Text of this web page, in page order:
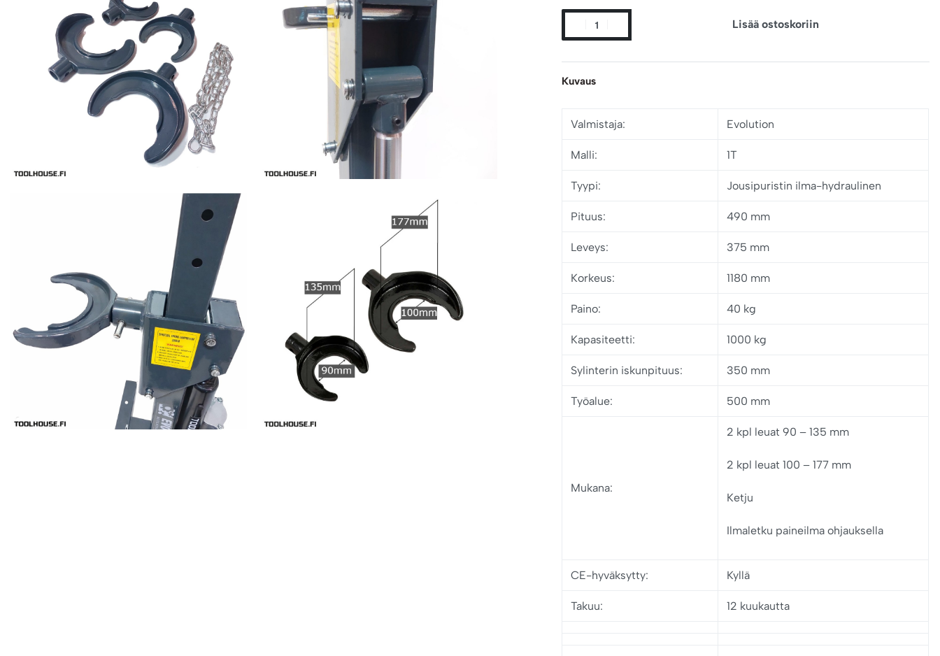
Lisää ostoskoriin
Kuvaus
Valmistaja: Evolution
Malli: 1T
Tyypi: Jousipuristin ilma-hydraulinen
Pituus: 490 mm
Leveys: 375 mm
Korkeus: 1180 mm
Paino: 40 kg
Kapasiteetti: 1000 kg
Sylinterin iskunpituus: 350 mm
Työalue: 500 mm
Mukana:
2 kpl leuat 90 – 135 mm
2 kpl leuat 100 – 177 mm
Ketju
Ilmaletku paineilma ohjauksella
CE-hyväksytty: Kyllä
Takuu: 12 kuukautta